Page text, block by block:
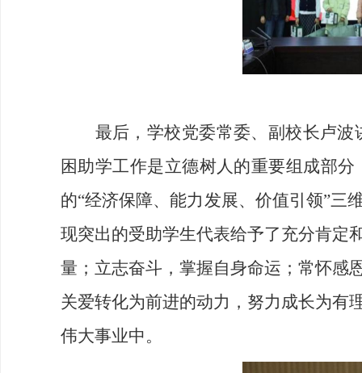
最后，学校党委常委、副校长卢
困助学工作是立德树人的重要组成部
的“经济保障、能力发展、价值引领”三
现突出的受助学生代表给予了充分肯定
量；立志奋斗，掌握自身命运；常怀感
关爱转化为前进的动力，努力成长为有
伟大事业中。